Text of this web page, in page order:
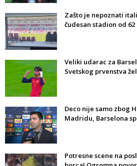
Zašto je nepoznati
čudesan stadion od
Veliki udarac za
Svetskog prvenstva
Deco nije samo zbog
Madridu, Barselona
Potresne scene na